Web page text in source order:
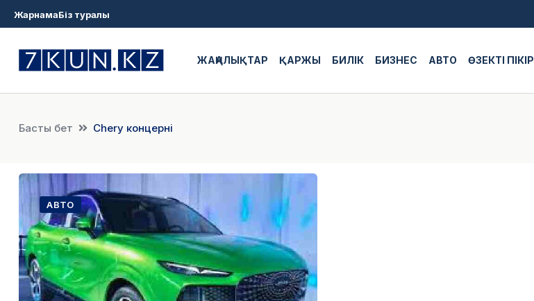
ЖарнамаБіз туралы
ЖАҢАЛЫҚТАР ҚАРЖЫ БИЛІК БИЗНЕС АВТО ӨЗЕКТІ ПІКІР
Басты бет Chery концерні
АВТО